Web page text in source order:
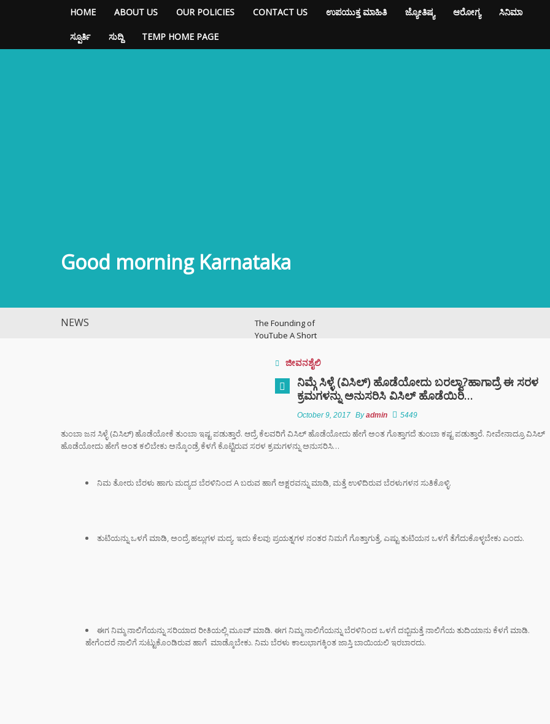
HOME ABOUT US OUR POLICIES CONTACT US ಉಪಯುಕ್ತ ಮಾಹಿತಿ ಜ್ಯೋತಿಷ್ಯ ಆರೋಗ್ಯ ಸಿನಿಮಾ
ಸ್ಪೂರ್ತಿ ಸುದ್ದಿ TEMP HOME PAGE
Good morning Karnataka
NEWS
The Founding of
YouTube A Short
ವಿಜಯನಗರದಲ್ಲಿ
ಭಿಕ್ಷಾಟನೆ ಜಾಲ: ಶಾಲೆ ರಜೆ
ಎಂದು ಮಕ್ಕಳನ್ನೇ ಭಿಕ್ಷೆಗೆ
ಇಳಿಸಿದ್ದ ತಾಯಂದಿರು
ಬ್ಯಾಕ್ ಟು ಬ್ಯಾಕ್ ಟ್ರೋಫಿ
ಸಿದ್ದರಾಮಯ್ಯ ಅವರು
ರಾಜೀನಾಮೆ ಘೋಷಣೆ –
ಜೀವನಶೈಲಿ
ನಿಮ್ಗೆ ಸಿಳ್ಳೆ (ವಿಸಿಲ್) ಹೊಡೆಯೋದು ಬರಲ್ವಾ?ಹಾಗಾದ್ರೆ ಈ ಸರಳ
ಕ್ರಮಗಳನ್ನು ಅನುಸರಿಸಿ ವಿಸಿಲ್ ಹೊಡೆಯಿರಿ…
October 9, 2017 Byadmin 5449
ತುಂಬಾ ಜನ ಸಿಳ್ಳೆ (ವಿಸಿಲ್) ಹೊಡೆಯೋಕೆ ತುಂಬಾ ಇಷ್ಟ ಪಡುತ್ತಾರೆ. ಆದ್ರೆ ಕೆಲವರಿಗೆ ವಿಸಿಲ್ ಹೊಡೆಯೋದು ಹೇಗೆ ಅಂತ ಗೊತ್ತಾಗದೆ ತುಂಬಾ ಕಷ್ಟ ಪಡುತ್ತಾರೆ. ನೀವೇನಾದ್ರೂ ವಿಸಿಲ್
ಹೊಡೆಯೋದು ಹೇಗೆ ಅಂತ ಕಲಿಬೇಕು ಅನ್ಕೊಂಡ್ರೆ ಕೆಳಗೆ ಕೊಟ್ಟಿರುವ ಸರಳ ಕ್ರಮಗಳನ್ನು ಅನುಸರಿಸಿ…
ನಿಮ ತೋರು ಬೆರಳು ಹಾಗು ಮದ್ಯದ ಬೆರಳಿನಿಂದ A ಬರುವ ಹಾಗೆ ಅಕ್ಷರವನ್ನು ಮಾಡಿ, ಮತ್ತೆ ಉಳಿದಿರುವ ಬೆರಳುಗಳನ ಸುತಿಕೊಳ್ಳಿ.
ತುಟಿಯನ್ನು ಒಳಗೆ ಮಾಡಿ, ಅಂದ್ರೆ ಹಲ್ಲುಗಳ ಮದ್ಯ. ಇದು ಕೆಲವು ಪ್ರಯತ್ನಗಳ ನಂತರ ನಿಮಗೆ ಗೊತ್ತಾಗುತ್ತೆ, ಎಷ್ಟು ತುಟಿಯನ ಒಳಗೆ ತೆಗೆದುಕೊಳ್ಳಬೇಕು ಎಂದು.
ಈಗ ನಿಮ್ಮ ನಾಲಿಗೆಯನ್ನು ಸರಿಯಾದ ರೀತಿಯಲ್ಲಿ ಮೂವ್ ಮಾಡಿ. ಈಗ ನಿಮ್ಮ ನಾಲಿಗೆಯನ್ನು ಬೆರಳಿನಿಂದ ಒಳಗೆ ದಬ್ಬಿಮತ್ತೆ ನಾಲಿಗೆಯ ತುದಿಯಾನು ಕೆಳಗೆ ಮಾಡಿ.
ಹೇಗೆಂದರೆ ನಾಲಿಗೆ ಸುಟ್ಟುಕೊಂಡಿರುವ ಹಾಗೆ ಮಾಡ್ಕೊಬೇಕು. ನಿಮ ಬೆರಳು ಕಾಲುಭಾಗಕ್ಕಿಂತ ಜಾಸ್ತಿ ಬಾಯಿಯಲಿ ಇರಬಾರದು.